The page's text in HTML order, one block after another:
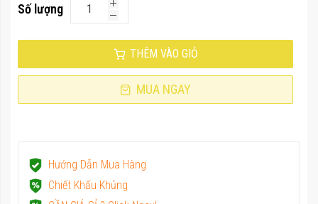
Số lượng
THÊM VÀO GIỎ
MUA NGAY
Hướng Dẫn Mua Hàng
Chiết Khấu Khủng